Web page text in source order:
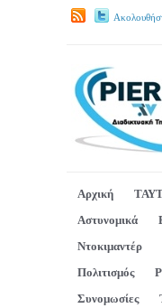
Αρχική
Αστυνομικά
Ντοκιμαντέρ
Πολιτισμός
Συνομωσίες